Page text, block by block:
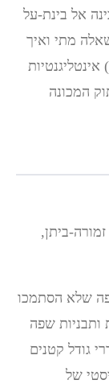
אל בינת-על
מתי ואיך
המכונה
ביתן,
שלא הסתמכו
ותבניות שפה
גודל קטנים
של